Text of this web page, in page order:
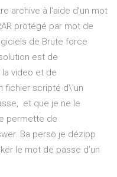
archive à l'aide d'un mot
protégé par mot de
de Brute force
est de
video et de
fichier scripté d\'un
et que je ne le
permette de
Ba perso je dézipp
le mot de passe d'un